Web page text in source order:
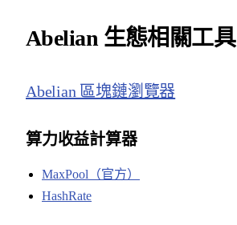
Abelian 生態相關工具
Abelian 區塊鏈瀏覽器
算力收益計算器
MaxPool（官方）
HashRate